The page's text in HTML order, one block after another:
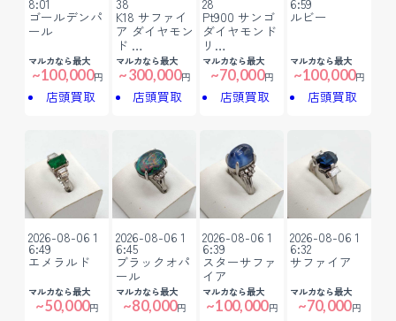
8:01
ゴールデンパ
ール
マルカなら最大
~100,000円
店頭買取
38
K18 サファイ
ア ダイヤモン
ド …
マルカなら最大
~300,000円
店頭買取
28
Pt900 サンゴ
ダイヤモンド
リ…
マルカなら最大
~70,000円
店頭買取
6:59
ルビー
マルカなら最大
~100,000円
店頭買取
2026-08-06 1
6:49
エメラルド
マルカなら最大
~50,000円
2026-08-06 1
6:45
ブラックオパ
ール
マルカなら最大
~80,000円
2026-08-06 1
6:39
スターサファ
イア
マルカなら最大
~100,000円
2026-08-06 1
6:32
サファイア
マルカなら最大
~70,000円